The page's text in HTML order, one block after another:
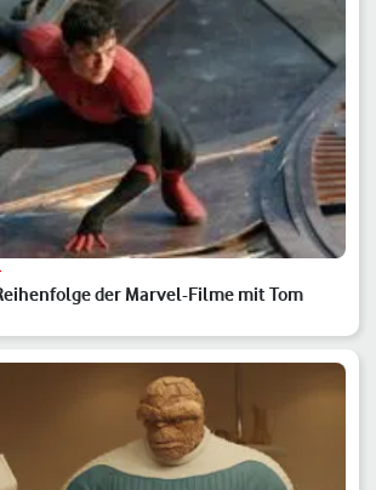
der Marvel-Filme mit Tom